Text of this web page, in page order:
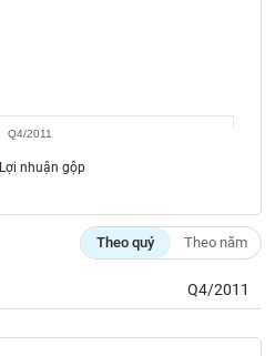
Lợi nhuận gộp
Q4/2011
Theo quý Theo năm
Q4/2011